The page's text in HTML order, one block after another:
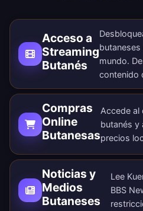
Acceso a
Streaming
Butanés
mundo.
contenido
Compras
Online
Butanesas
Accede al
butanés y
precios
Noticias y
Medios
Butaneses
Lee
BBS